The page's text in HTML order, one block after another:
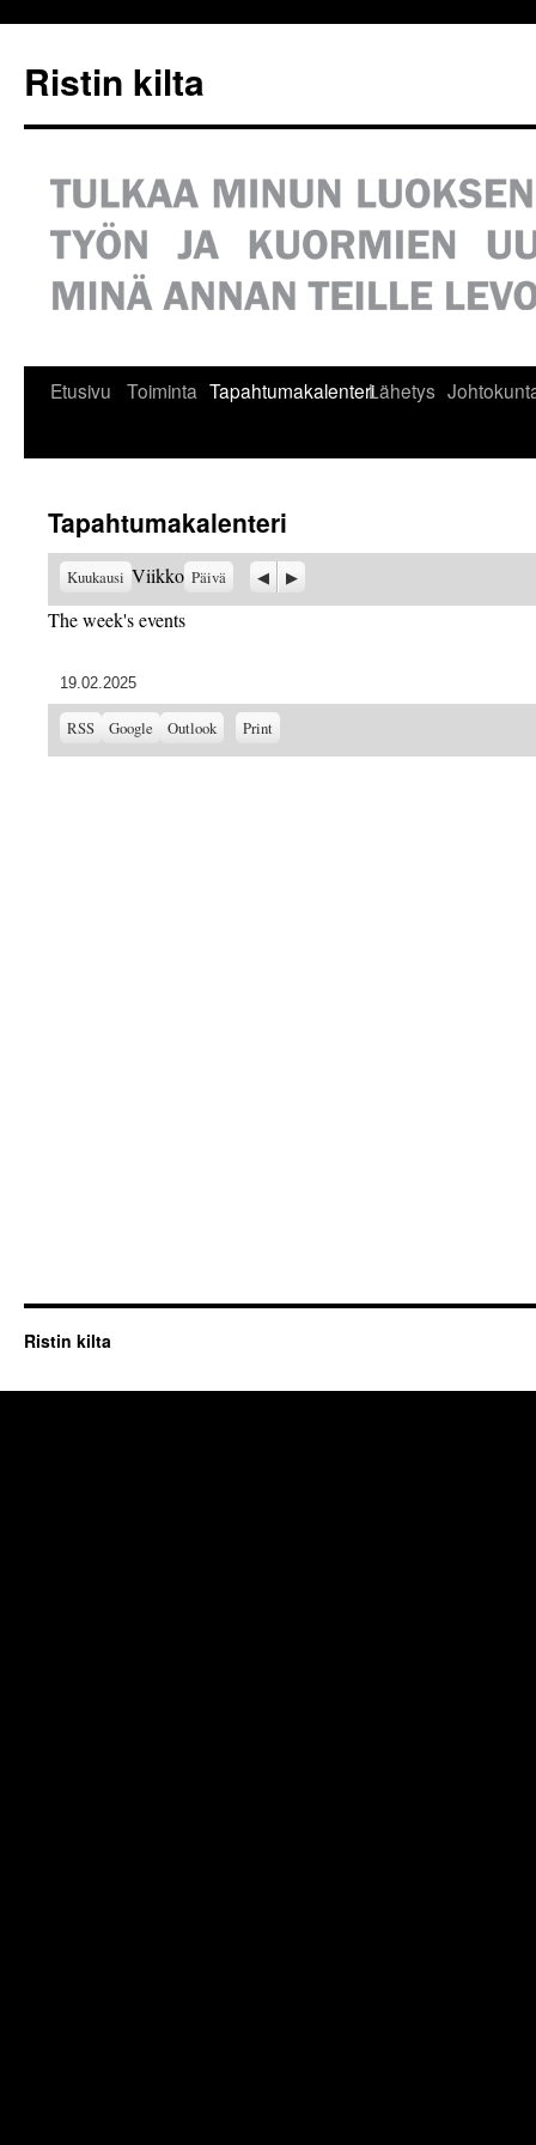
Ristin kilta
Etusivu Toiminta TapahtumakalenteriLähetys
Tapahtumakalenteri
Kuukausi Viikko Päivä Previous
Seuraava
The week's events
19.02.2025
RSS
Subscribe
Google
Subscribe
Outlook Print
Ristin kilta